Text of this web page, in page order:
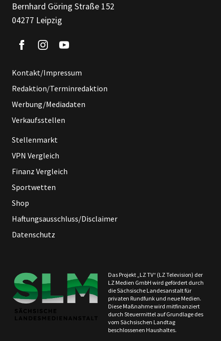
Bernhard Göring Straße 152
04277 Leipzig
Kontakt/Impressum
Redaktion/Terminredaktion
Werbung/Mediadaten
Verkaufsstellen
Stellenmarkt
VPN Vergleich
Finanz Vergleich
Sportwetten
Shop
Haftungsausschluss/Disclaimer
Datenschutz
Das Projekt „LZ TV“ (LZ Television) der
LZ Medien GmbH wird gefördert durch
die Sächsische Landesanstalt für
privaten Rundfunk und neue Medien.
Diese Maßnahme wird mitfinanziert
durch Steuermittel auf Grundlage des
vom Sächsischen Landtag
beschlossenen Haushaltes.